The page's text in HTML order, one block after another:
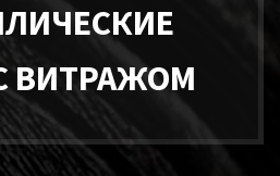
ВИТРАЖОМ